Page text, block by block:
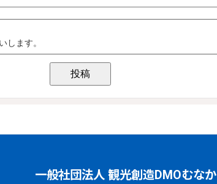
一般社団法人 観光創造DMOむな